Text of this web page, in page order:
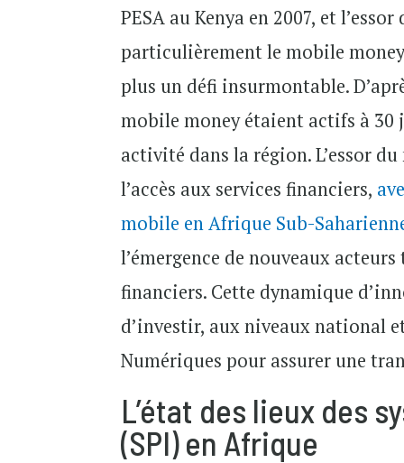
PESA au Kenya en 2007, et
particulièrement le mobile
plus un défi insurmontable.
mobile money étaient actifs à 30
activité dans la région. L’essor
l’accès aux services financiers,
mobile en Afrique Sub-
l’émergence de nouveaux
financiers. Cette dynamique
d’investir, aux niveaux national
Numériques pour assurer une
L’état des lieux des
(SPI) en Afrique